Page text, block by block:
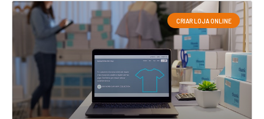
CRIAR LOJA ONLINE